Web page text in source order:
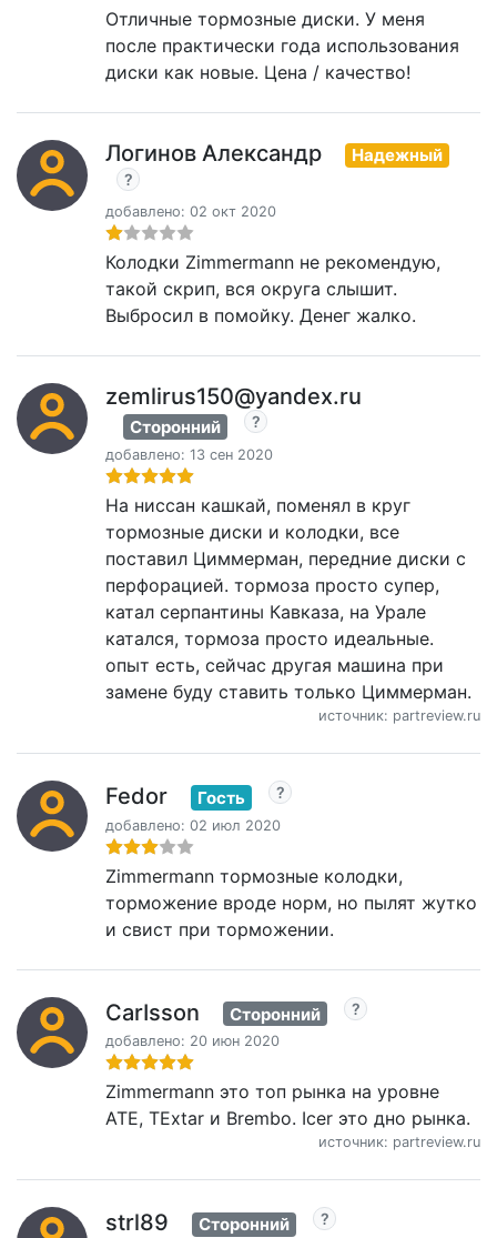
Отличные тормозные диски. У меня
после практически года использования
диски как новые. Цена / качество!
Логинов Александр Надежный
добавлено: 02 окт 2020
Колодки Zimmermann не рекомендую,
такой скрип, вся округа слышит.
Выбросил в помойку. Денег жалко.
zemlirus150@yandex.ru
Сторонний
добавлено: 13 сен 2020
На ниссан кашкай, поменял в круг
тормозные диски и колодки, все
поставил Циммерман, передние диски с
перфорацией. тормоза просто супер,
катал серпантины Кавказа, на Урале
катался, тормоза просто идеальные.
опыт есть, сейчас другая машина при
замене буду ставить только Циммерман.
источник: partreview.ru
Fedor Гость
добавлено: 02 июл 2020
Zimmermann тормозные колодки,
торможение вроде норм, но пылят жутко
и свист при торможении.
CarIsson Сторонний
добавлено: 20 июн 2020
Zimmermann это топ рынка на уровне
ATE, TExtar и Brembo. Icer это дно рынка.
источник: partreview.ru
strl89 Сторонний